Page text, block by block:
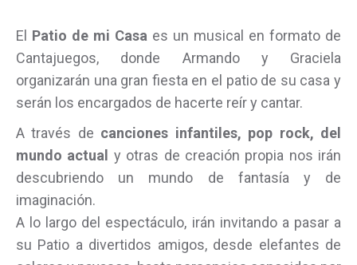
El Patio de mi Casa es un musical en formato de
Cantajuegos, donde Armando y Graciela
organizarán una gran fiesta en el patio de su casa y
serán los encargados de hacerte reír y cantar.
A través de canciones infantiles, pop rock, del
mundo actual y otras de creación propia nos irán
descubriendo un mundo de fantasía y de
imaginación.
A lo largo del espectáculo, irán invitando a pasar a
su Patio a divertidos amigos, desde elefantes de